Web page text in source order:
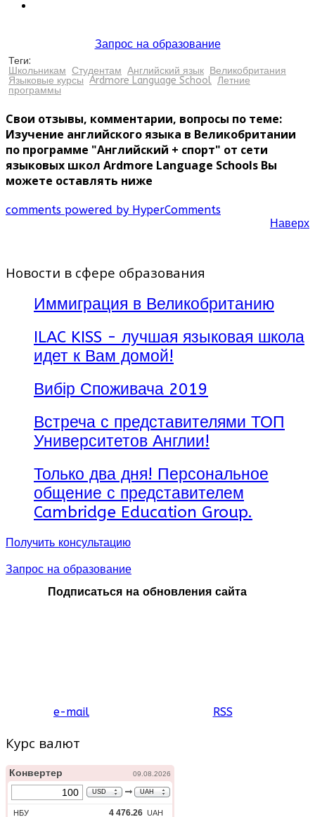
Запрос на образование
Теги:
Школьникам Студентам Английский язык Великобритания
Языковые курсы Ardmore Language School Летние
программы
Свои отзывы, комментарии, вопросы по теме:
Изучение английского языка в Великобритании
по программе "Английский + спорт" от сети
языковых школ Ardmore Language Schools Вы
можете оставлять ниже
comments powered by HyperComments
Наверх
Новости в сфере образования
Иммиграция в Великобританию
ILAC KISS - лучшая языковая школа
идет к Вам домой!
Вибір Споживача 2019
Встреча с представителями ТОП
Университетов Англии!
Только два дня! Персональное
общение с представителем
Cambridge Education Group.
Получить консультацию
Запрос на образование
Подписаться на обновления сайта
e-mail RSS
Курс валют